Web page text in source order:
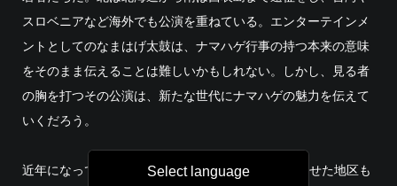
スロベニアなど海外でも公演を重ねている。エンターテインメ
ントとしてのなまはげ太鼓は、ナマハゲ行事の持つ本来の意味
をそのまま伝えることは難しいかもしれない。しかし、見る者
の胸を打つその公演は、新たな世代にナマハゲの魅力を伝えて
いくだろう。
近年になって、20数年ぶりにナマハゲ行事を復活させた地区も
Select language